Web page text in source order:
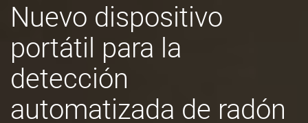
Nuevo dispositivo
portátil para la
detección
automatizada de radón